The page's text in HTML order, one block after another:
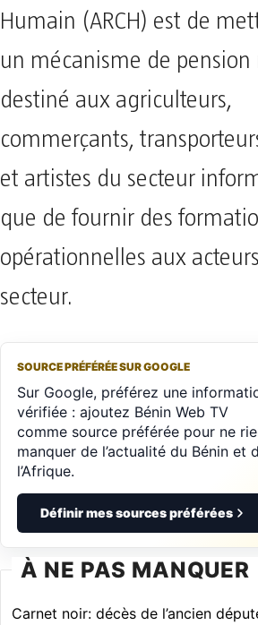
Humain (ARCH) est de
un mécanisme de pension
destiné aux agriculteurs,
commerçants,
et artistes du secteur
que de fournir des
opérationnelles aux
secteur.
SOURCE PRÉFÉRÉE SUR GOOGLE
Sur Google, préférez une
vérifiée : ajoutez Bénin Web TV
comme source préférée pour ne
manquer de l’actualité du Bénin et
l’Afrique.
Définir mes sources préférées
À NE PAS MANQUER
Carnet noir: décès de l’ancien